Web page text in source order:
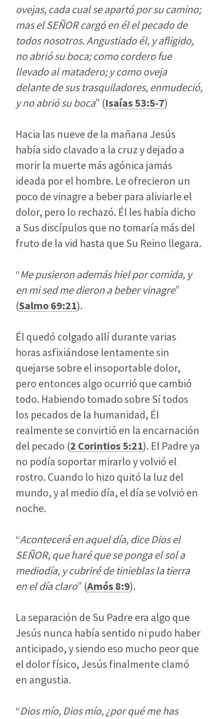
ovejas, cada cual se apartó por su camino;
mas el SEÑOR cargó en él el pecado de
todos nosotros. Angustiado él, y afligido,
no abrió su boca; como cordero fue
llevado al matadero; y como oveja
delante de sus trasquiladores, enmudeció,
y no abrió su boca” (Isaías 53:5-7)
Hacia las nueve de la mañana Jesús
había sido clavado a la cruz y dejado a
morir la muerte más agónica jamás
ideada por el hombre. Le ofrecieron un
poco de vinagre a beber para aliviarle el
dolor, pero lo rechazó. Él les había dicho
a Sus discípulos que no tomaría más del
fruto de la vid hasta que Su Reino llegara.
“Me pusieron además hiel por comida, y
en mi sed me dieron a beber vinagre”
(Salmo 69:21).
Él quedó colgado allí durante varias
horas asfixiándose lentamente sin
quejarse sobre el insoportable dolor,
pero entonces algo ocurrió que cambió
todo. Habiendo tomado sobre Sí todos
los pecados de la humanidad, Él
realmente se convirtió en la encarnación
del pecado (2 Corintios 5:21). El Padre ya
no podía soportar mirarlo y volvió el
rostro. Cuando lo hizo quitó la luz del
mundo, y al medio día, el día se volvió en
noche.
“Acontecerá en aquel día, dice Dios el
SEÑOR, que haré que se ponga el sol a
mediodía, y cubriré de tinieblas la tierra
en el día claro” (Amós 8:9).
La separación de Su Padre era algo que
Jesús nunca había sentido ni pudo haber
anticipado, y siendo eso mucho peor que
el dolor físico, Jesús finalmente clamó
en angustia.
“Dios mío, Dios mío, ¿por qué me has